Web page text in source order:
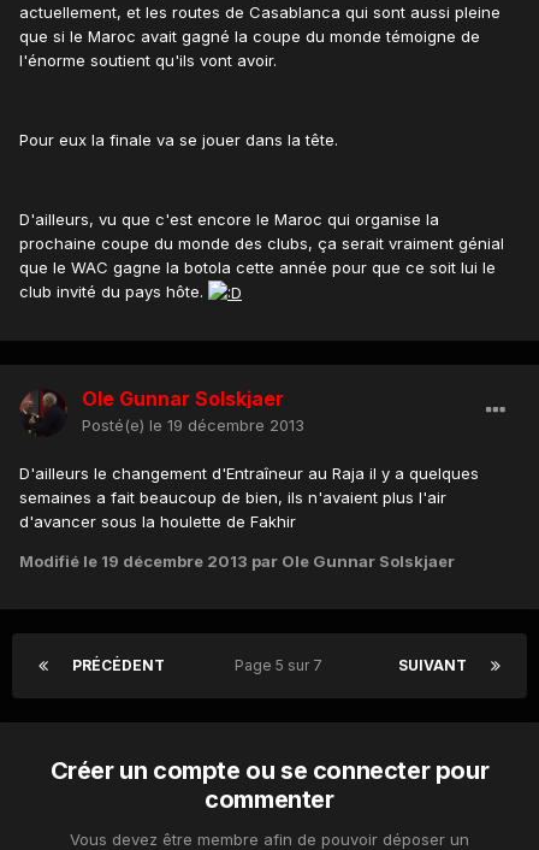
actuellement, et les routes de Casablanca qui sont aussi pleine
que si le Maroc avait gagné la coupe du monde témoigne de
l'énorme soutient qu'ils vont avoir.
Pour eux la finale va se jouer dans la tête.
D'ailleurs, vu que c'est encore le Maroc qui organise la
prochaine coupe du monde des clubs, ça serait vraiment génial
que le WAC gagne la botola cette année pour que ce soit lui le
club invité du pays hôte.
Ole Gunnar Solskjaer
Posté(e) le 19 décembre 2013
D'ailleurs le changement d'Entraîneur au Raja il y a quelques
semaines a fait beaucoup de bien, ils n'avaient plus l'air
d'avancer sous la houlette de Fakhir
Modifié le 19 décembre 2013 par Ole Gunnar Solskjaer
PRÉCÉDENT SUIVANT
Page 5 sur 7
Créer un compte ou se connecter pour
commenter
Vous devez être membre afin de pouvoir déposer un